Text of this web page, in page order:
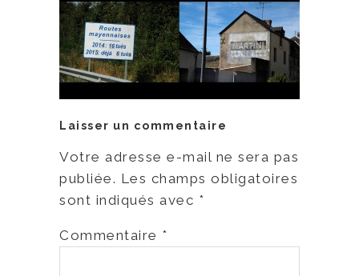
Laisser un commentaire
Votre adresse e-mail ne sera pas
publiée. Les champs obligatoires
sont indiqués avec *
Commentaire *